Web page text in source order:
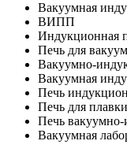
Вакуумная
ВИПП
Индукционная
Печь для
Вакуумно-
Вакуумная
Печь
Печь для
Печь
Вакуумная